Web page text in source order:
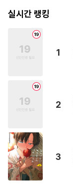
실시간 랭킹
1
2
3